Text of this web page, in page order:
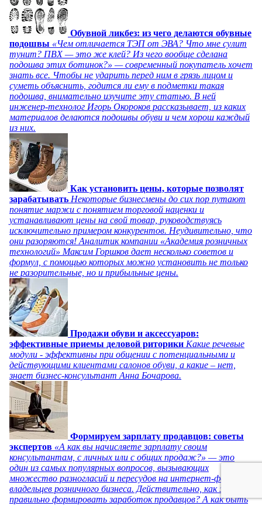
Обувной ликбез: из чего делаются обувные
подошвы «Чем отличается ТЭП от ЭВА? Что мне сулит
тунит? ПВХ — это же клей? Из чего вообще сделана
подошва этих ботинок?» — современный покупатель хочет
знать все. Чтобы не ударить перед ним в грязь лицом и
суметь объяснить, годится ли ему в подметки такая
подошва, внимательно изучите эту статью. В ней
инженер-технолог Игорь Окороков рассказывает, из каких
материалов делаются подошвы обуви и чем хорош каждый
из них.
Как установить цены, которые позволят
зарабатывать Некоторые бизнесмены до сих пор путают
понятие маржи с понятием торговой наценки и
устанавливают цены на свой товар, руководствуясь
исключительно примером конкурентов. Неудивительно, что
они разоряются! Аналитик компании «Академия розничных
технологий» Максим Горшков дает несколько советов и
формул, с помощью которых можно установить не только
не разорительные, но и прибыльные цены.
Продажи обуви и аксессуаров:
эффективные приемы деловой риторики Какие речевые
модули - эффективны при общении с потенциальными и
действующими клиентами салонов обуви, а какие – нет,
знает бизнес-консультант Анна Бочарова.
Формируем зарплату продавцов: советы
экспертов «А как вы начисляете зарплату своим
консультантам, с личных или с общих продаж?» — это
один из самых популярных вопросов, вызывающих
множество разногласий и пересудов на интернет-форумах
владельцев розничного бизнеса. Действительно, как же
правильно формировать заработок продавцов? А как быть